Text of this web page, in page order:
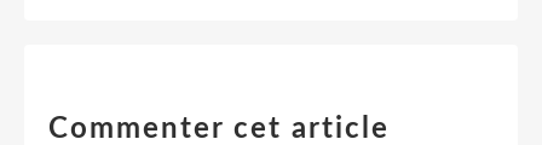
Commenter cet article